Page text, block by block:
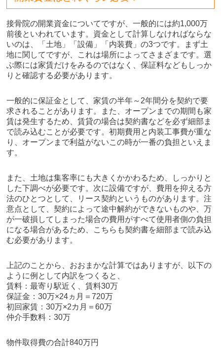
接骨院の開業資金についてですが、一般的には約1,000万
前後といわれています。資金として計算しなければならな
いのは、「土地」「設備」「内装費」の3つです。まず土
地に関してですが、これは場所によってさまざまです。選
ぶ際には家賃だけをみるのではなく、保証料などもしっか
りと確認する必要があります。
一般的に保証金として、家賃の半年～2年間分を契約で要
求されることがあります。また、オープンまでの期間も家
賃は発生するため、賃貸の場合は契約書などを必ず細部ま
で読み込むことが必要です。初期費用と内装工事費が重な
り、オープンまで利益がないこの時が一番の負担といえま
す。
また、土地は集客率にも大きくかかわるため、しっかりと
した下調べが必要です。次に設備ですが、費用を抑える方
法のひとつとして、リース契約というものがあります。注
意点として、契約によって途中解約ができないものや、万
が一破損してしまった場合の費用がすべて使用者側の負担
になる場合があるため、こちらも契約書を細部まで読み込
む必要があります。
上記のことから、おおまかな計算ではありますが、以下の
ように例として内訳をつくると、
賃料：最寄り駅近く、賃料30万
保証金：30万×24ヵ月＝720万
初回家賃：30万×2カ月＝60万
仲介手数料：30万
物件取得費の合計840万円